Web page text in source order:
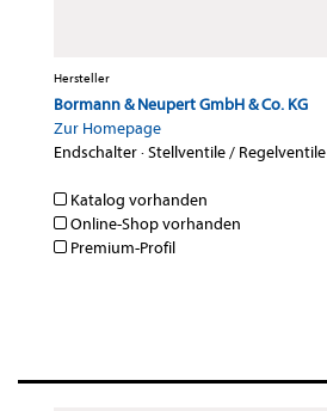
Hersteller
Bormann & Neupert GmbH & Co. KG
Zur Homepage
Endschalter·Stellventile / Regelventile
Katalog vorhanden
Online-Shop vorhanden
Premium-Profil